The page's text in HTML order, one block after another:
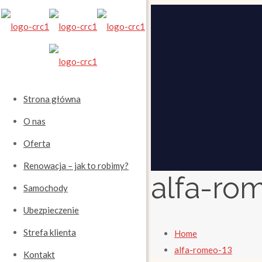
Strona główna
O nas
Oferta
Renowacja – jak to robimy?
Samochody
Ubezpieczenie
Strefa klienta
Kontakt
alfa-
Home
alfa-romeo-13